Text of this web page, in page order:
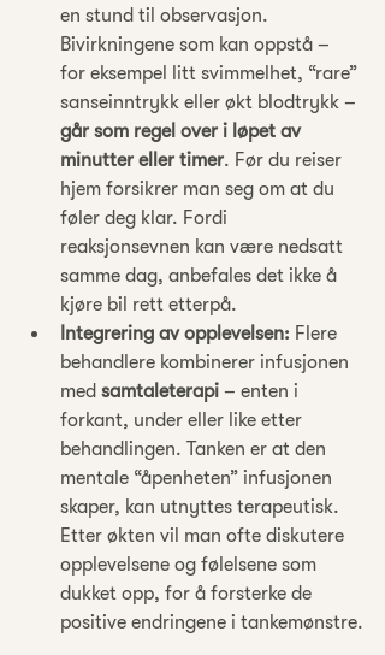
en stund til observasjon.
Bivirkningene som kan oppstå –
for eksempel litt svimmelhet, “rare”
sanseinntrykk eller økt blodtrykk –
går som regel over i løpet av
minutter eller timer. Før du reiser
hjem forsikrer man seg om at du
føler deg klar. Fordi
reaksjonsevnen kan være nedsatt
samme dag, anbefales det ikke å
kjøre bil rett etterpå.
Integrering av opplevelsen: Flere
behandlere kombinerer infusjonen
med samtaleterapi – enten i
forkant, under eller like etter
behandlingen. Tanken er at den
mentale “åpenheten” infusjonen
skaper, kan utnyttes terapeutisk.
Etter økten vil man ofte diskutere
opplevelsene og følelsene som
dukket opp, for å forsterke de
positive endringene i tankemønstre.